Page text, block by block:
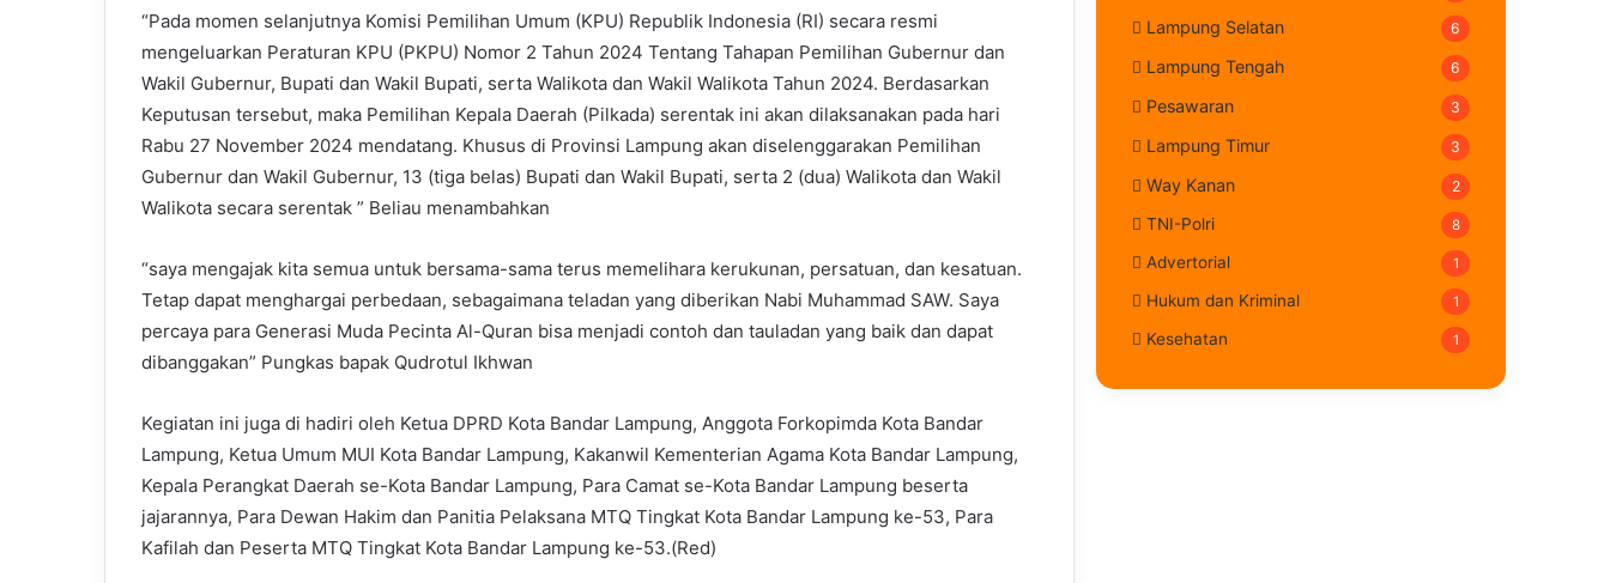
“Pada momen selanjutnya Komisi Pemilihan Umum (KPU) Republik Indonesia (RI) secara resmi
mengeluarkan Peraturan KPU (PKPU) Nomor 2 Tahun 2024 Tentang Tahapan Pemilihan Gubernur dan
Wakil Gubernur, Bupati dan Wakil Bupati, serta Walikota dan Wakil Walikota Tahun 2024. Berdasarkan
Keputusan tersebut, maka Pemilihan Kepala Daerah (Pilkada) serentak ini akan dilaksanakan pada hari
Rabu 27 November 2024 mendatang. Khusus di Provinsi Lampung akan diselenggarakan Pemilihan
Gubernur dan Wakil Gubernur, 13 (tiga belas) Bupati dan Wakil Bupati, serta 2 (dua) Walikota dan Wakil
Walikota secara serentak ” Beliau menambahkan
“saya mengajak kita semua untuk bersama-sama terus memelihara kerukunan, persatuan, dan kesatuan.
Tetap dapat menghargai perbedaan, sebagaimana teladan yang diberikan Nabi Muhammad SAW. Saya
percaya para Generasi Muda Pecinta Al-Quran bisa menjadi contoh dan tauladan yang baik dan dapat
dibanggakan” Pungkas bapak Qudrotul Ikhwan
Kegiatan ini juga di hadiri oleh Ketua DPRD Kota Bandar Lampung, Anggota Forkopimda Kota Bandar
Lampung, Ketua Umum MUI Kota Bandar Lampung, Kakanwil Kementerian Agama Kota Bandar Lampung,
Kepala Perangkat Daerah se-Kota Bandar Lampung, Para Camat se-Kota Bandar Lampung beserta
jajarannya, Para Dewan Hakim dan Panitia Pelaksana MTQ Tingkat Kota Bandar Lampung ke-53, Para
Kafilah dan Peserta MTQ Tingkat Kota Bandar Lampung ke-53.(Red)
Lampung Selatan 6
Lampung Tengah 6
Pesawaran 3
Lampung Timur 3
Way Kanan 2
TNI-Polri 8
Advertorial 1
Hukum dan Kriminal 1
Kesehatan 1